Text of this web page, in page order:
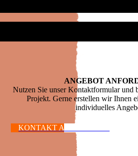
ANGEBOT
Nutzen Sie unser Kontaktformular und
Projekt. Gerne erstellen wir Ihnen
individuelles
KONTAKT AUFNEHMEN